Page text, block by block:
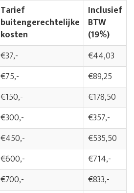
Tarief
buitengerechtelijke
kosten
Inclusief
BTW
(19%)
€37,-
€44,03
€75,-
€89,25
€150,-
€178,50
€300,-
€357,-
€450,-
€535,50
€600,-
€714,-
€700,-
€833,-